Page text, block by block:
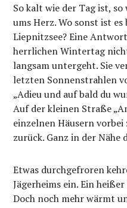
So kalt wie der Tag ist,
ums Herz. Wo sonst ist
Liepnitzsee? Eine
herrlichen Wintertag
langsam untergeht. Sie
letzten Sonnenstrahlen
„Adieu und auf bald du
Auf der kleinen Straße
einzelnen Häusern
zurück. Ganz in der
Etwas durchgefroren
Jägerheims ein. Ein
Doch noch mehr wärmt